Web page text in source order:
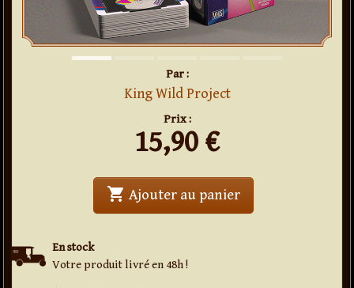
Par :
King Wild Project
Prix :
15,90 €
En stock
Votre produit livré en 48h !
shopping_cart Ajouter au panier' . Jeu de cartes